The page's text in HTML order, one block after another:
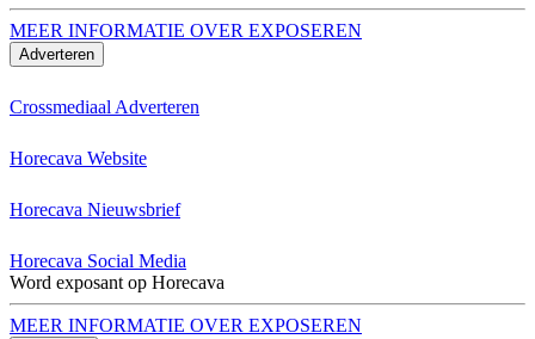
MEER INFORMATIE OVER EXPOSEREN
Adverteren
Crossmediaal Adverteren
Horecava Website
Horecava Nieuwsbrief
Horecava Social Media
Word exposant op Horecava
MEER INFORMATIE OVER EXPOSEREN